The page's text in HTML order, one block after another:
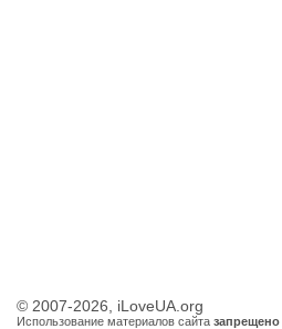
© 2007-2026, iLoveUA.org
Использование материалов сайта запрещено